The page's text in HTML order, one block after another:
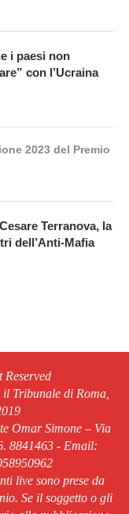
i paesi non
con l’Ucraina
2023 del Premio
Terranova, la
dell’Anti-Mafia
Tribunale di Roma,
Omar Simone – Via
8841463 - Email:
live sono prese da
Se il soggetto o gli